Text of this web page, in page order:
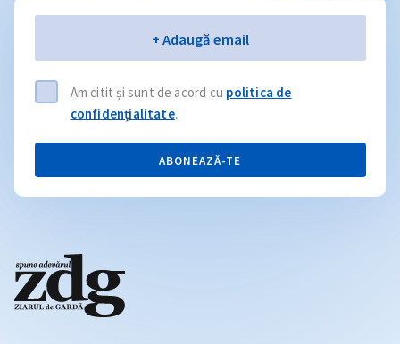
+ Adaugă email
Am citit și sunt de acord cu politica de
confidențialitate.
ABONEAZĂ-TE